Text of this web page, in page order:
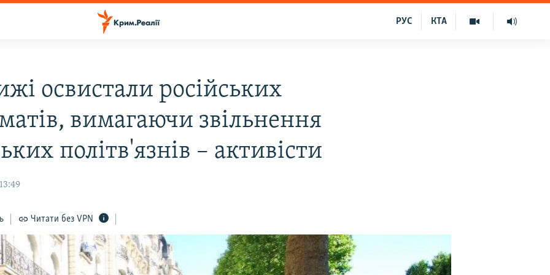
КТА
РУС
освистали російських
вимагаючи звільнення
політв'язнів – активісти
Читати без VPN